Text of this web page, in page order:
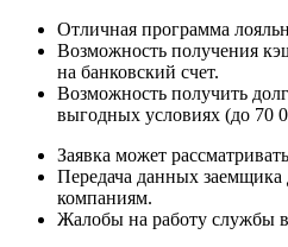
Отличная программа
Возможность получения
на банковский счет.
Возможность получить
выгодных условиях (до 70
Заявка может
Передача данных
компаниям.
Жалобы на работу службы